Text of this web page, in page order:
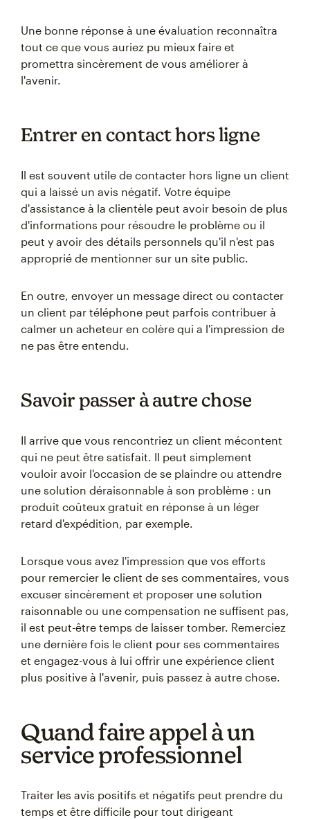
Une bonne réponse à une évaluation reconnaîtra
tout ce que vous auriez pu mieux faire et
promettra sincèrement de vous améliorer à
l'avenir.
Entrer en contact hors ligne
Il est souvent utile de contacter hors ligne un client
qui a laissé un avis négatif. Votre équipe
d'assistance à la clientèle peut avoir besoin de plus
d'informations pour résoudre le problème ou il
peut y avoir des détails personnels qu'il n'est pas
approprié de mentionner sur un site public.
En outre, envoyer un message direct ou contacter
un client par téléphone peut parfois contribuer à
calmer un acheteur en colère qui a l'impression de
ne pas être entendu.
Savoir passer à autre chose
Il arrive que vous rencontriez un client mécontent
qui ne peut être satisfait. Il peut simplement
vouloir avoir l'occasion de se plaindre ou attendre
une solution déraisonnable à son problème : un
produit coûteux gratuit en réponse à un léger
retard d'expédition, par exemple.
Lorsque vous avez l'impression que vos efforts
pour remercier le client de ses commentaires, vous
excuser sincèrement et proposer une solution
raisonnable ou une compensation ne suffisent pas,
il est peut-être temps de laisser tomber. Remerciez
une dernière fois le client pour ses commentaires
et engagez-vous à lui offrir une expérience client
plus positive à l'avenir, puis passez à autre chose.
Quand faire appel à un
service professionnel
Traiter les avis positifs et négatifs peut prendre du
temps et être difficile pour tout dirigeant